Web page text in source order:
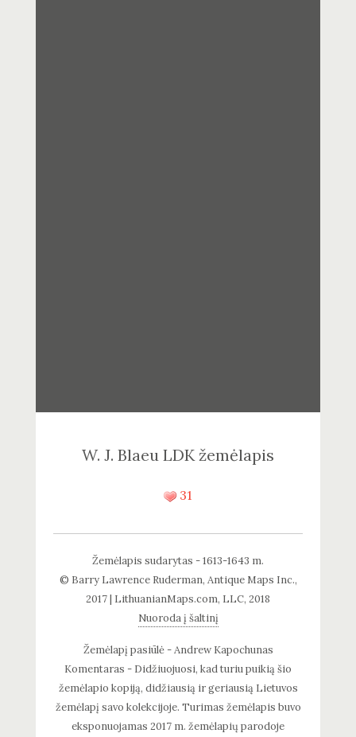
W. J. Blaeu LDK žemėlapis
31
Žemėlapis sudarytas - 1613-1643 m.
© Barry Lawrence Ruderman, Antique Maps Inc.,
2017 | LithuanianMaps.com, LLC, 2018
Nuoroda į šaltinį
Žemėlapį pasiūlė - Andrew Kapochunas
Komentaras - Didžiuojuosi, kad turiu puikią šio
žemėlapio kopiją, didžiausią ir geriausią Lietuvos
žemėlapį savo kolekcijoje. Turimas žemėlapis buvo
eksponuojamas 2017 m. žemėlapių parodoje